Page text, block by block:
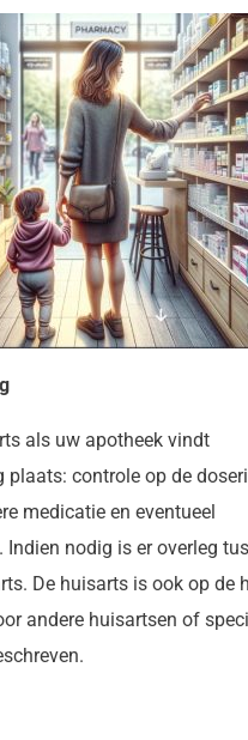
als uw apotheek vindt
plaats: controle op de
medicatie en eventueel
Indien nodig is er overleg
De huisarts is ook op de
andere huisartsen of